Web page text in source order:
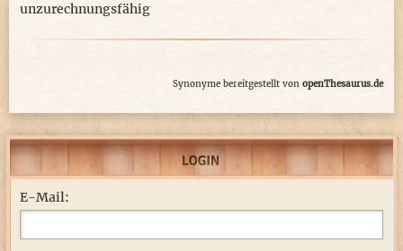
unzurechnungsfähig
Synonyme bereitgestellt von openThesaurus.de
E-Mail: